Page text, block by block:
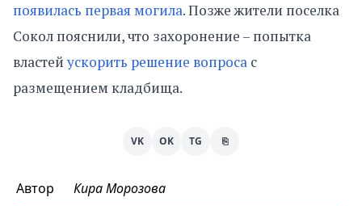
появилась первая могила. Позже жители поселка
Сокол пояснили, что захоронение – попытка
властей ускорить решение вопроса с
размещением кладбища.
VK OK TG ⎘
Автор Кира Морозова